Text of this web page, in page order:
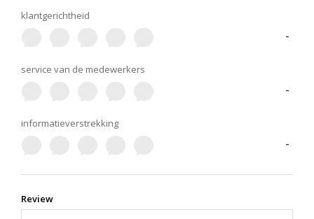
klantgerichtheid
-
service van de medewerkers
-
informatieverstrekking
-
Review